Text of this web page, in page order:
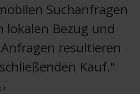
Suchanfragen
lokalen Bezug und
resultieren
Kauf."